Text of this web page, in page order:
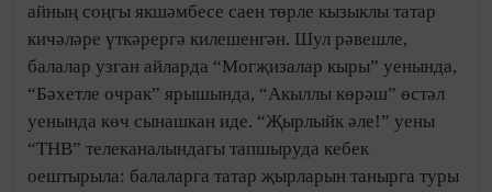
айның соңгы якшәмбесе саен төрле кызыклы татар
кичәләре үткәрергә килешенгән. Шул рәвешле,
балалар узган айларда “Могҗизалар кыры” уенында,
“Бәхетле очрак” ярышында, “Акыллы көрәш” өстәл
уенында көч сынашкан иде. “Җырлыйк әле!” уены
“ТНВ” телеканалындагы тапшыруда кебек
оештырыла: балаларга татар җырларын танырга туры